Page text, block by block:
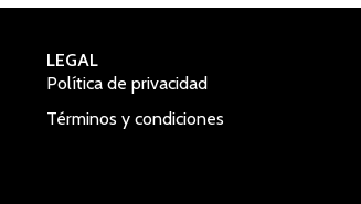
LEGAL
Política de privacidad
Términos y condiciones